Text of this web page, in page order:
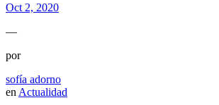
Oct 2, 2020
—
por
sofía adorno
en Actualidad